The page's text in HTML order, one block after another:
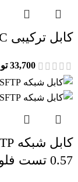
کابل ترکیبی RG59+2C مغزی 0.6 بافت 64 رشته
33,700
0.57 تست فلوک پرمننت